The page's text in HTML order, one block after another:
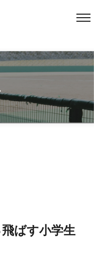
ばす小学生